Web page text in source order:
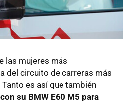
las mujeres más
del circuito de carreras más
es así que también
su BMW E60 M5 para